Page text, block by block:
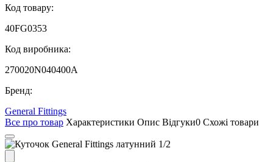
Код товару:
40FG0353
Код виробника:
270020N040400A
Бренд:
General Fittings
Все про товар Характеристики Опис Відгуки0 Схожі товари